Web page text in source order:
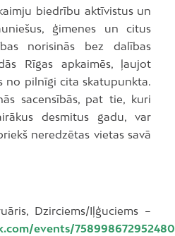
biedrību aktīvistus un
ģimenes un citus
norisinās bez dalības
Rīgas apkaimēs, ļaujot
no pilnīgi cita skatupunkta.
sacensībās, pat tie, kuri
desmitus gadu, var
neredzētas vietas savā
Dzirciems/Iļģuciems –
events/